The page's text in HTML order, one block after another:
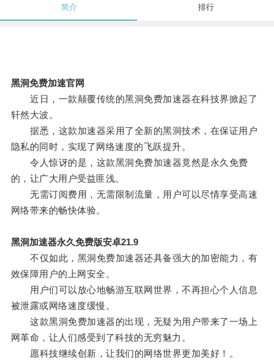
简介 排行
黑洞免费加速官网
近日，一款颠覆传统的黑洞免费加速器在科技界掀起了
轩然大波。
据悉，这款加速器采用了全新的黑洞技术，在保证用户
隐私的同时，实现了网络速度的飞跃提升。
令人惊讶的是，这款黑洞免费加速器竟然是永久免费
的，让广大用户受益匪浅。
无需订阅费用，无需限制流量，用户可以尽情享受高速
网络带来的畅快体验。
黑洞加速器永久免费版安卓21.9
不仅如此，黑洞免费加速器还具备强大的加密能力，有
效保障用户的上网安全。
用户们可以放心地畅游互联网世界，不再担心个人信息
被泄露或网络速度缓慢。
这款黑洞免费加速器的出现，无疑为用户带来了一场上
网革命，让人们感受到了科技的无穷魅力。
愿科技继续创新，让我们的网络世界更加美好！。